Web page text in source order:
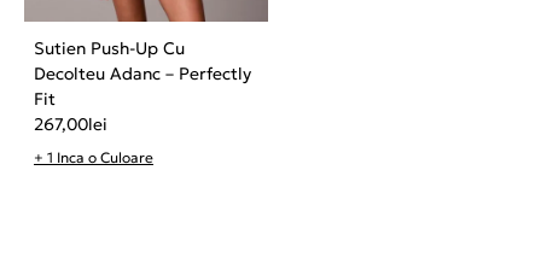
Sutien Push-Up Cu
Decolteu Adanc – Perfectly
Fit
267,00lei
+ 1 Inca o Culoare